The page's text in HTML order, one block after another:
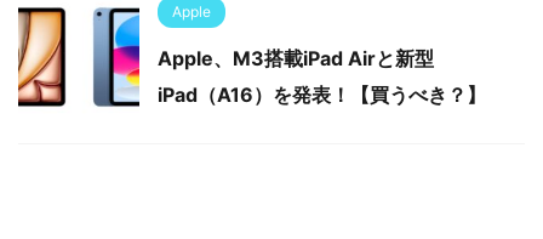
Apple
Apple、M3搭載iPad Airと新型
iPad（A16）を発表！【買うべき？】